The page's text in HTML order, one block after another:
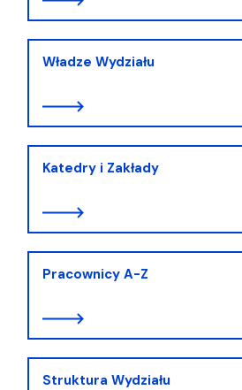
Władze Wydziału
Katedry i Zakłady
Pracownicy A-Z
Struktura Wydziału